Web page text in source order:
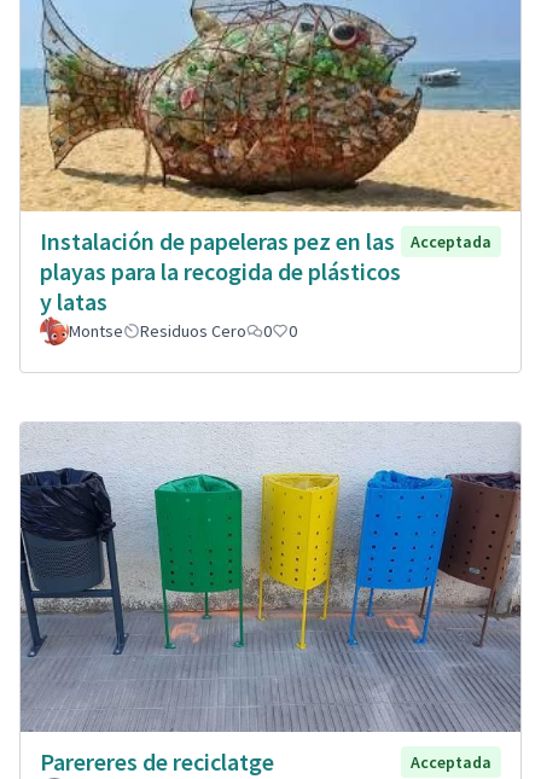
Instalación de papeleras pez en las
playas para la recogida de plásticos
y latas
Acceptada
Montse Residuos Cero 0 0
Parereres de reciclatge
Acceptada